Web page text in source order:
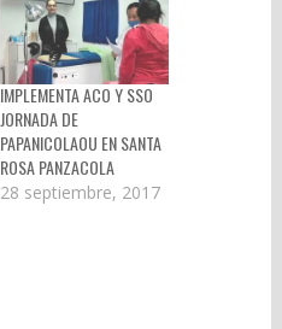
IMPLEMENTA ACO Y SSO
JORNADA DE
PAPANICOLAOU EN SANTA
ROSA PANZACOLA
28 septiembre, 2017